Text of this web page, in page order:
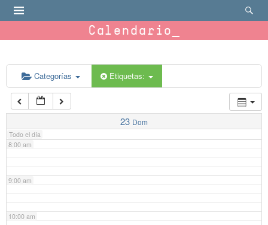
Calendario
Categorías Etiquetas:
23 Dom
Todo el día
6:00 am
7:00 am
8:00 am
9:00 am
10:00 am